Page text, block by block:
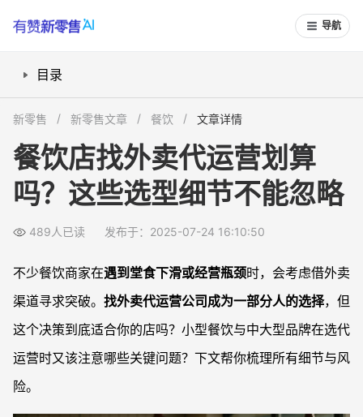
导航
目录
如何判断外卖代运营公司靠不靠谱？
自己学外卖运营难吗？小店店长怎么入门？
外卖代运营一般怎么收费？值得投入吗？
什么样的餐饮店适合找代运营公司？
新零售 新零售文章 餐饮 文章详情
餐饮店找外卖代运营划算
吗？这些选型细节不能忽略
489人已读 发布于：2025-07-24 16:10:50
不少餐饮商家在遇到堂食下滑或经营瓶颈时，会考虑借外卖
渠道寻求突破。 找外卖代运营公司成为一部分人的选择，但
这个决策到底适合你的店吗？小型餐饮与中大型品牌在选代
运营时又该注意哪些关键问题？下文帮你梳理所有细节与风
险。